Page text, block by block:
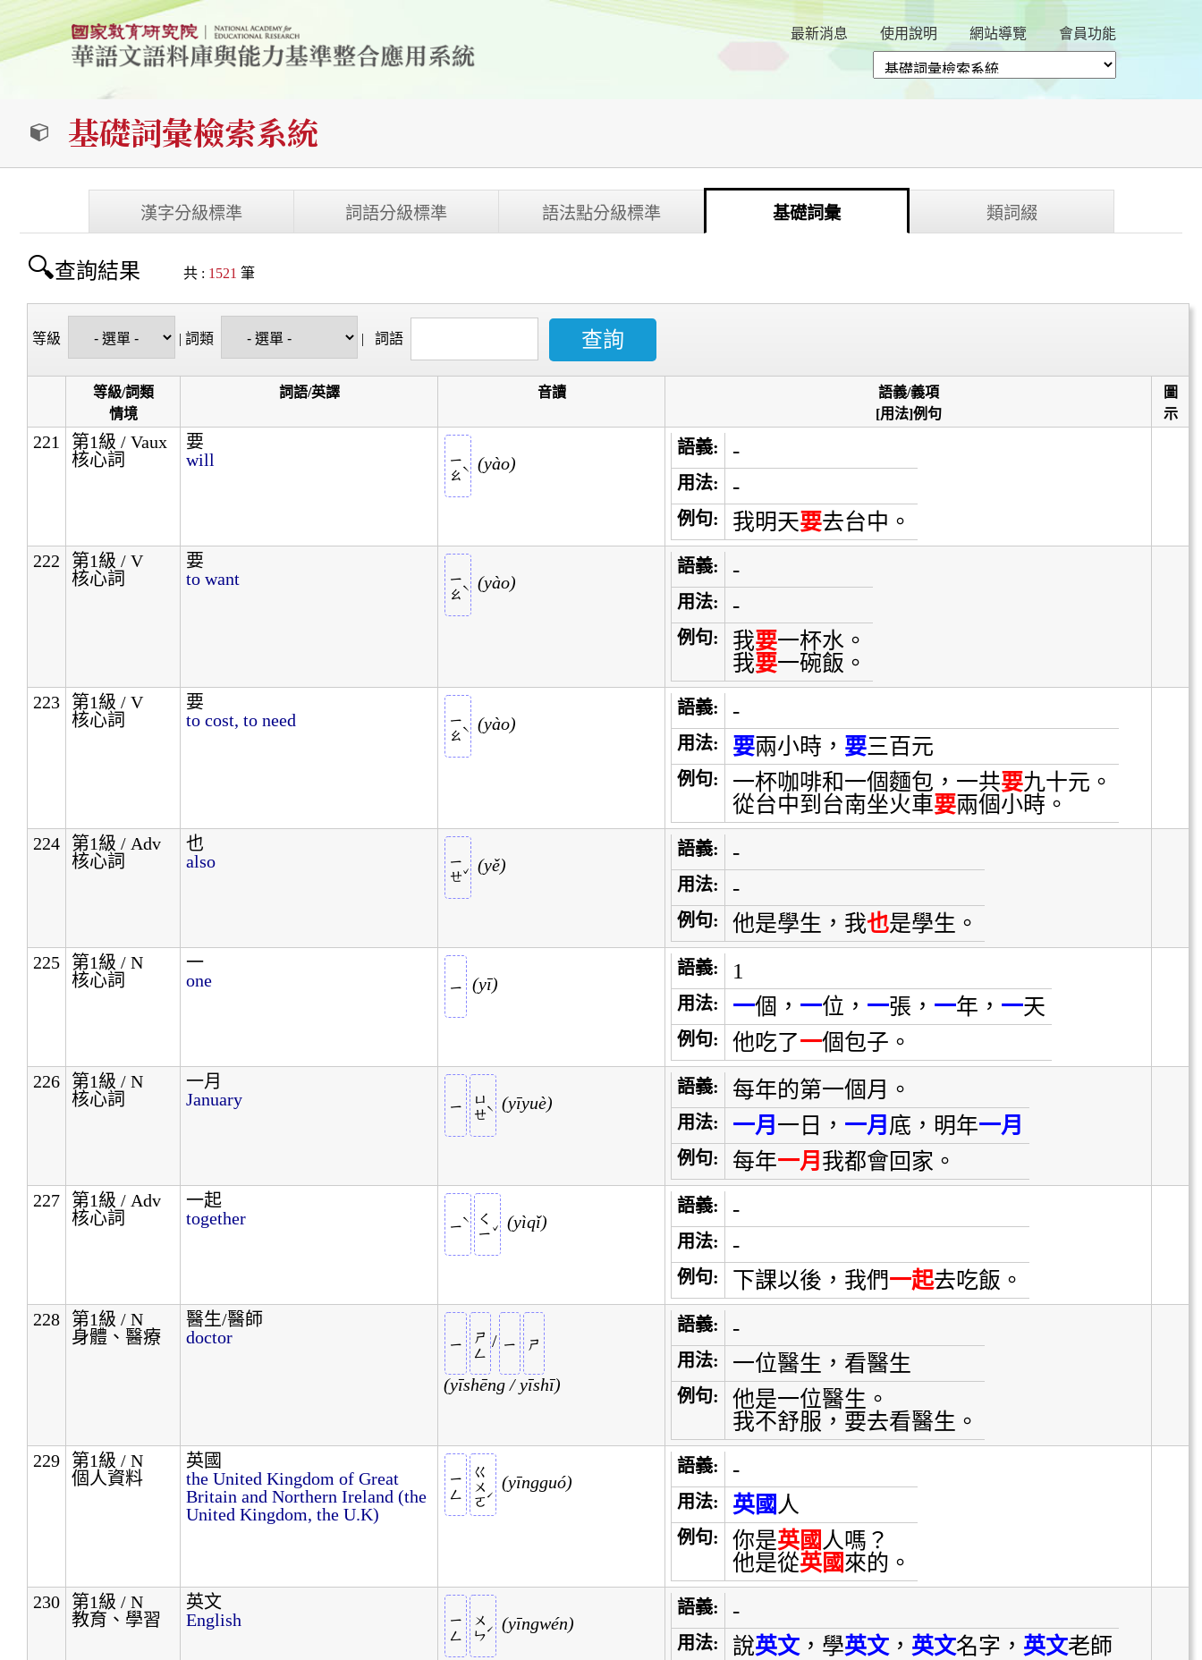
最新消息 使用說明 網站導覽 會員功能
基礎詞彙檢索系統
漢字分級標準 詞語分級標準 語法點分級標準 基礎詞彙 類詞綴
查詢結果 共 : 1521 筆
等級 | 詞類 | 詞語
等級/詞類
情境
詞語/英譯 音讀
語義/義項
[用法]例句
圖
示
221
第1級 / Vaux
核心詞
要
will
ㄧㄠˋ yào
語義: -
用法: -
例句: 我明天要去台中。
222
第1級 / V
核心詞
要
to want
ㄧㄠˋ yào
語義: -
用法: -
例句: 我要一杯水。
我要一碗飯。
223
第1級 / V
核心詞
要
to cost, to need
ㄧㄠˋ yào
語義: -
用法: 要兩小時， 要三百元
例句: 一杯咖啡和一個麵包，一共要九十元。
從台中到台南坐火車要兩個小時。
224
第1級 / Adv
核心詞
也
also
ㄧㄝˇ yě
語義: -
用法: -
例句: 他是學生，我也是學生。
225
第1級 / N
核心詞
一
one
ㄧ yī
語義: 1
用法: 一個， 一位， 一張， 一年， 一天
例句: 他吃了一個包子。
226
第1級 / N
核心詞
一月
January
ㄧ ㄩㄝˋ yīyuè
語義: 每年的第一個月。
用法: 一月一日， 一月底，明年一月
例句: 每年一月我都會回家。
227
第1級 / Adv
核心詞
一起
together
ㄧˋ ㄑㄧ ˇ yìqǐ
語義: -
用法: -
例句: 下課以後，我們一起去吃飯。
228
第1級 / N
身體、醫療
醫生/醫師
doctor
ㄧ ㄕㄥ / ㄧ ㄕ
yīshēng / yīshī
語義: -
用法: 一位醫生，看醫生
例句:
他是一位醫生。
我不舒服，要去看醫生。
229
第1級 / N
個人資料
英國
the United Kingdom of Great
Britain and Northern Ireland (the
United Kingdom, the U.K)
ㄧㄥ ㄍㄨㄛˊ
yīngguó
語義: -
用法: 英國人
例句: 你是英國人嗎？
他是從英國來的。
230
第1級 / N
教育、學習
英文
English
ㄧㄥ ㄨㄣˊ yīngwén
語義: -
用法: 說英文，學英文， 英文名字， 英文老師